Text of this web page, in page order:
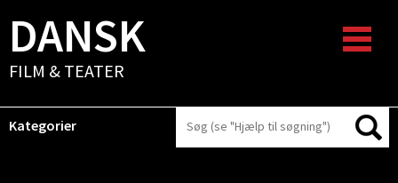
DANSK
FILM & TEATER
Kategorier